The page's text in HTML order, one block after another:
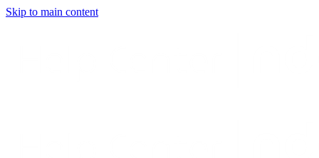
Skip to main content